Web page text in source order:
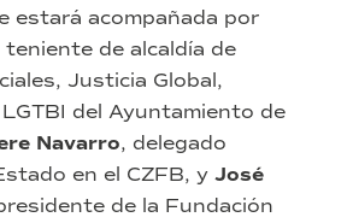
estará acompañada por
teniente de alcaldía de
Justicia Global,
del Ayuntamiento de
Navarro, delegado
en el CZFB, y José
de la Fundación